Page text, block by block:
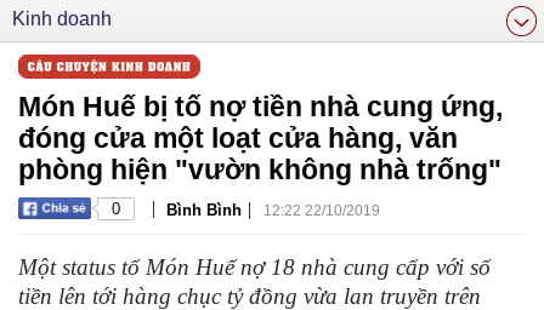
Kinh doanh
Món Huế bị tố nợ tiền nhà cung ứng,
đóng cửa một loạt cửa hàng, văn
phòng hiện "vườn không nhà trống"
0 | Bình Bình | 12:22 22/10/2019
Một status tố Món Huế nợ 18 nhà cung cấp với số
tiền lên tới hàng chục tỷ đồng vừa lan truyền trên